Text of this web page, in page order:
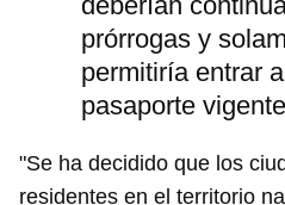
prórrogas y
permitiría entrar
pasaporte
"Se ha decidido que los
residentes en el territorio